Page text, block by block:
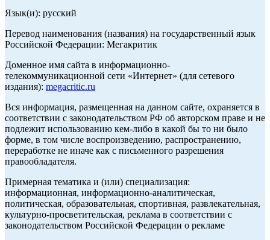
Язык(и): русский
Перевод наименования (названия) на государственный язык
Российской Федерации: Мегакритик
Доменное имя сайта в информационно-
телекоммуникационной сети «Интернет» (для сетевого
издания): megacritic.ru
Вся информация, размещенная на данном сайте, охраняется в
соответствии с законодательством РФ об авторском праве и не
подлежит использованию кем-либо в какой бы то ни было
форме, в том числе воспроизведению, распространению,
переработке не иначе как с письменного разрешения
правообладателя.
Примерная тематика и (или) специализация:
информационная, информационно-аналитическая,
политическая, образовательная, спортивная, развлекательная,
культурно-просветительская, реклама в соответствии с
законодательством Российской Федерации о рекламе